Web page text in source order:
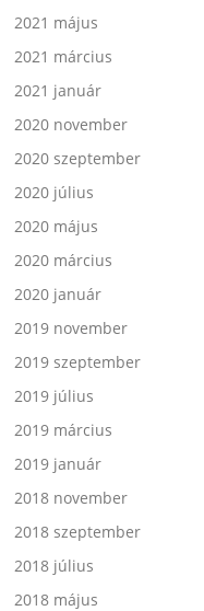
2021 május
2021 március
2021 január
2020 november
2020 szeptember
2020 július
2020 május
2020 március
2020 január
2019 november
2019 szeptember
2019 július
2019 március
2019 január
2018 november
2018 szeptember
2018 július
2018 május